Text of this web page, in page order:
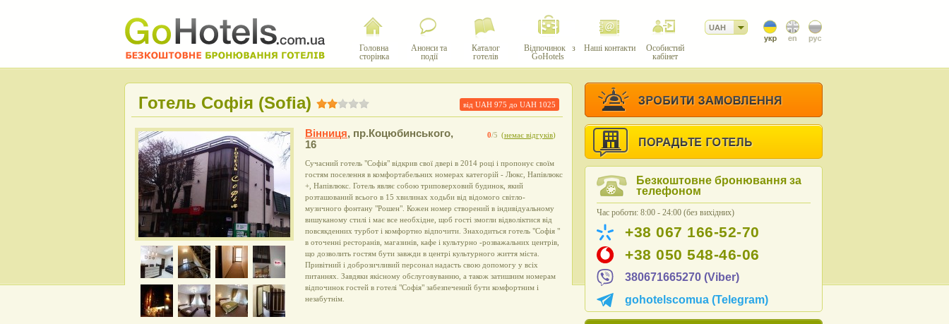
Головна
сторінка
Анонси та
події
Каталог
готелів
Відпочинок з
GoHotels
Наші контакти
Особистий
кабінет
UAH
від UAH975 до UAH 1025
Готель Софія (Sofia)
0/5 (немає відгуків)
Вінниця, пр.Коцюбинського,
16
Сучасний готель "Софія" відкрив свої двері в 2014 році і пропонує своїм
гостям поселення в комфортабельних номерах категорій - Люкс, Напівлюкс
+, Напівлюкс. Готель являє собою триповерховий будинок, який
розташований всього в 15 хвилинах ходьби від відомого світло-
музичного фонтану "Рошен". Кожен номер створений в індивідуальному
вишуканому стилі і має все необхідне, щоб гості змогли відволіктися від
повсякденних турбот і комфортно відпочити. Знаходиться готель "Софія "
в оточенні ресторанів, магазинів, кафе і культурно -розважальних центрів,
що дозволить гостям бути завжди в центрі культурного життя міста.
Привітний і доброзичливий персонал надасть свою допомогу у всіх
питаннях. Завдяки якісному обслуговуванню, а також затишним номерам
відпочинок гостей в готелі "Софія" забезпечений бути комфортним і
незабутнім.
Безкоштовне бронювання за
телефоном
Час роботи: 8:00 - 24:00 (без вихідних)
+38 067 166-52-70
+38 050 548-46-06
380671665270 (Viber)
gohotelscomua (Telegram)